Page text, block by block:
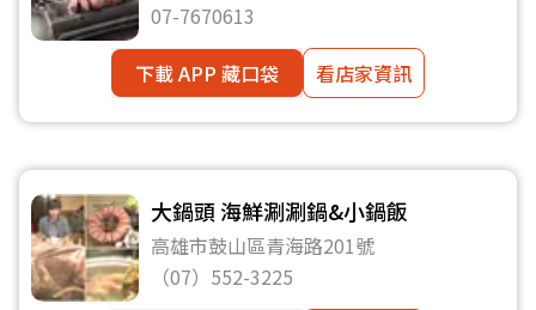
07-7670613
下載 APP 藏口袋
看店家資訊
大鍋頭 海鮮涮涮鍋&小鍋飯
高雄市鼓山區青海路201號
（07）552-3225